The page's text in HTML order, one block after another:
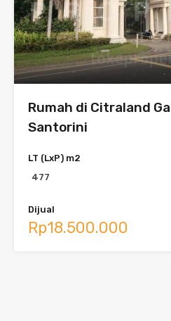
Rumah di Citraland
Santorini
LT (LxP) m2
477
Dijual
Rp18.500.000